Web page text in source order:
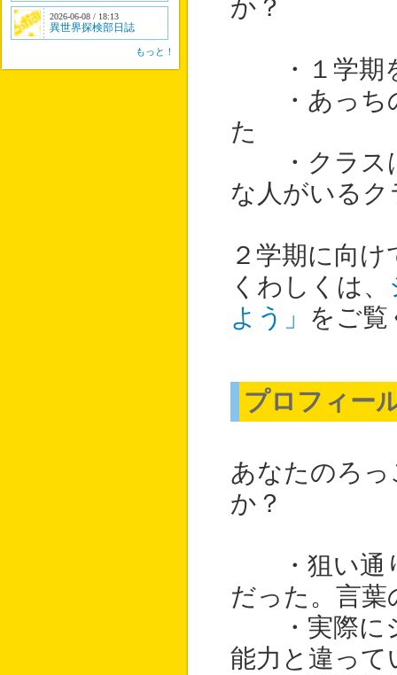
か？
・１学期を
・あっちの
た
・クラスは
な人がいる
２学期に向
くわしくは、
よう」 をご覧
プロフィー
あなたのろ
か？
・狙い通り
だった。言
・実際にシ
能力と違って
2026-06-08 / 18:13
異世界探検部日誌
もっと！